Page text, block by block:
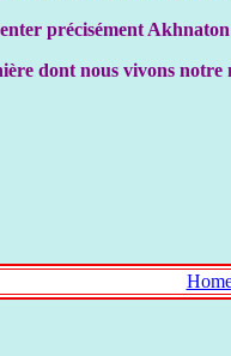
précisément Akhnaton
dont nous vivons notre